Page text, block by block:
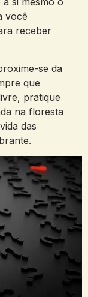
você
receber
se da
que
pratique
na floresta
das